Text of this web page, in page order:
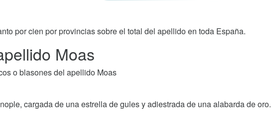
por cien por provincias sobre el total del apellido en toda España.
Moas
o blasones del apellido Moas
cargada de una estrella de gules y adiestrada de una alabarda de oro.